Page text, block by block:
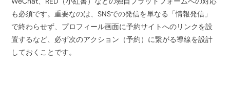
も必須です。重要なのは、SNSでの発信を単なる「情報発信」
で終わらせず、プロフィール画面に予約サイトへのリンクを設
置するなど、必ず次のアクション（予約）に繋がる導線を設計
しておくことです。